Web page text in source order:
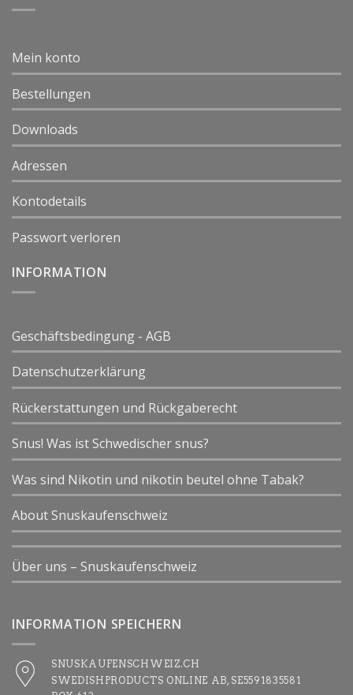
Mein konto
Bestellungen
Downloads
Adressen
Kontodetails
Passwort verloren
INFORMATION
Geschäftsbedingung - AGB
Datenschutzerklärung
Rückerstattungen und Rückgaberecht
Snus! Was ist Schwedischer snus?
Was sind Nikotin und nikotin beutel ohne Tabak?
About Snuskaufenschweiz
Über uns – Snuskaufenschweiz
INFORMATION SPEICHERN
SNUSKAUFENSCHWEIZ.CH
SWEDISHPRODUCTS ONLINE AB, SE5591835581